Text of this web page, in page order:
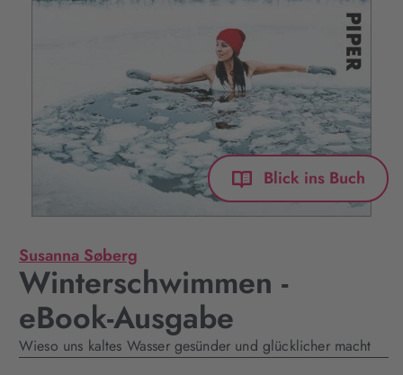
Blick ins Buch
Susanna Søberg
Winterschwimmen -
eBook-Ausgabe
Wieso uns kaltes Wasser gesünder und glücklicher macht